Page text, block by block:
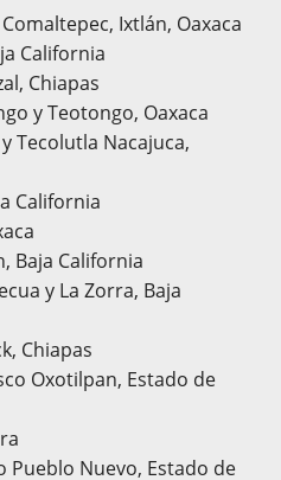
Ixtlán, Oaxaca
California
Chiapas
y Teotongo, Oaxaca
Tecolutla Nacajuca,
California
Baja California
y La Zorra, Baja
Chiapas
Oxotilpan, Estado de
Pueblo Nuevo, Estado de